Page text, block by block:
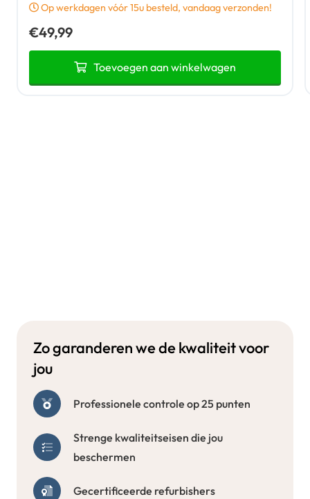
Op werkdagen vóór 15u besteld, vandaag verzonden!
€49,99
Toevoegen aan winkelwagen
Zo garanderen we de kwaliteit voor
jou
Professionele controle op 25 punten
Strenge kwaliteitseisen die jou
beschermen
Gecertificeerde refurbishers